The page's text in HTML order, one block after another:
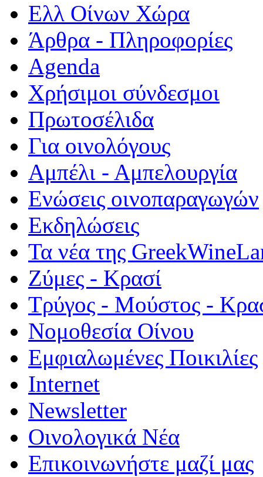
Ελλ Οίνων Χώρα
Άρθρα - Πληροφορίες
Agenda
Χρήσιμοι σύνδεσμοι
Πρωτοσέλιδα
Για οινολόγους
Αμπέλι - Αμπελουργία
Ενώσεις οινοπαραγωγών
Εκδηλώσεις
Τα νέα της
Ζύμες - Κρασί
Τρύγος - Μούστος -
Νομοθεσία Οίνου
Εμφιαλωμένες Ποικιλίες
Internet
Newsletter
Οινολογικά Νέα
Επικοινωνήστε μαζί μας